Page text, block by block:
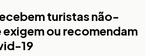
turistas não-
ou recomendam
19